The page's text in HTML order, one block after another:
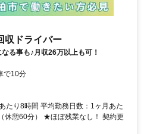
収ドライバー
る事も♪月収26万以上も可！
で10分
たり8時間 平均勤務日数：1ヶ月あた
休憩60分） ★ほぼ残業なし！ 契約更